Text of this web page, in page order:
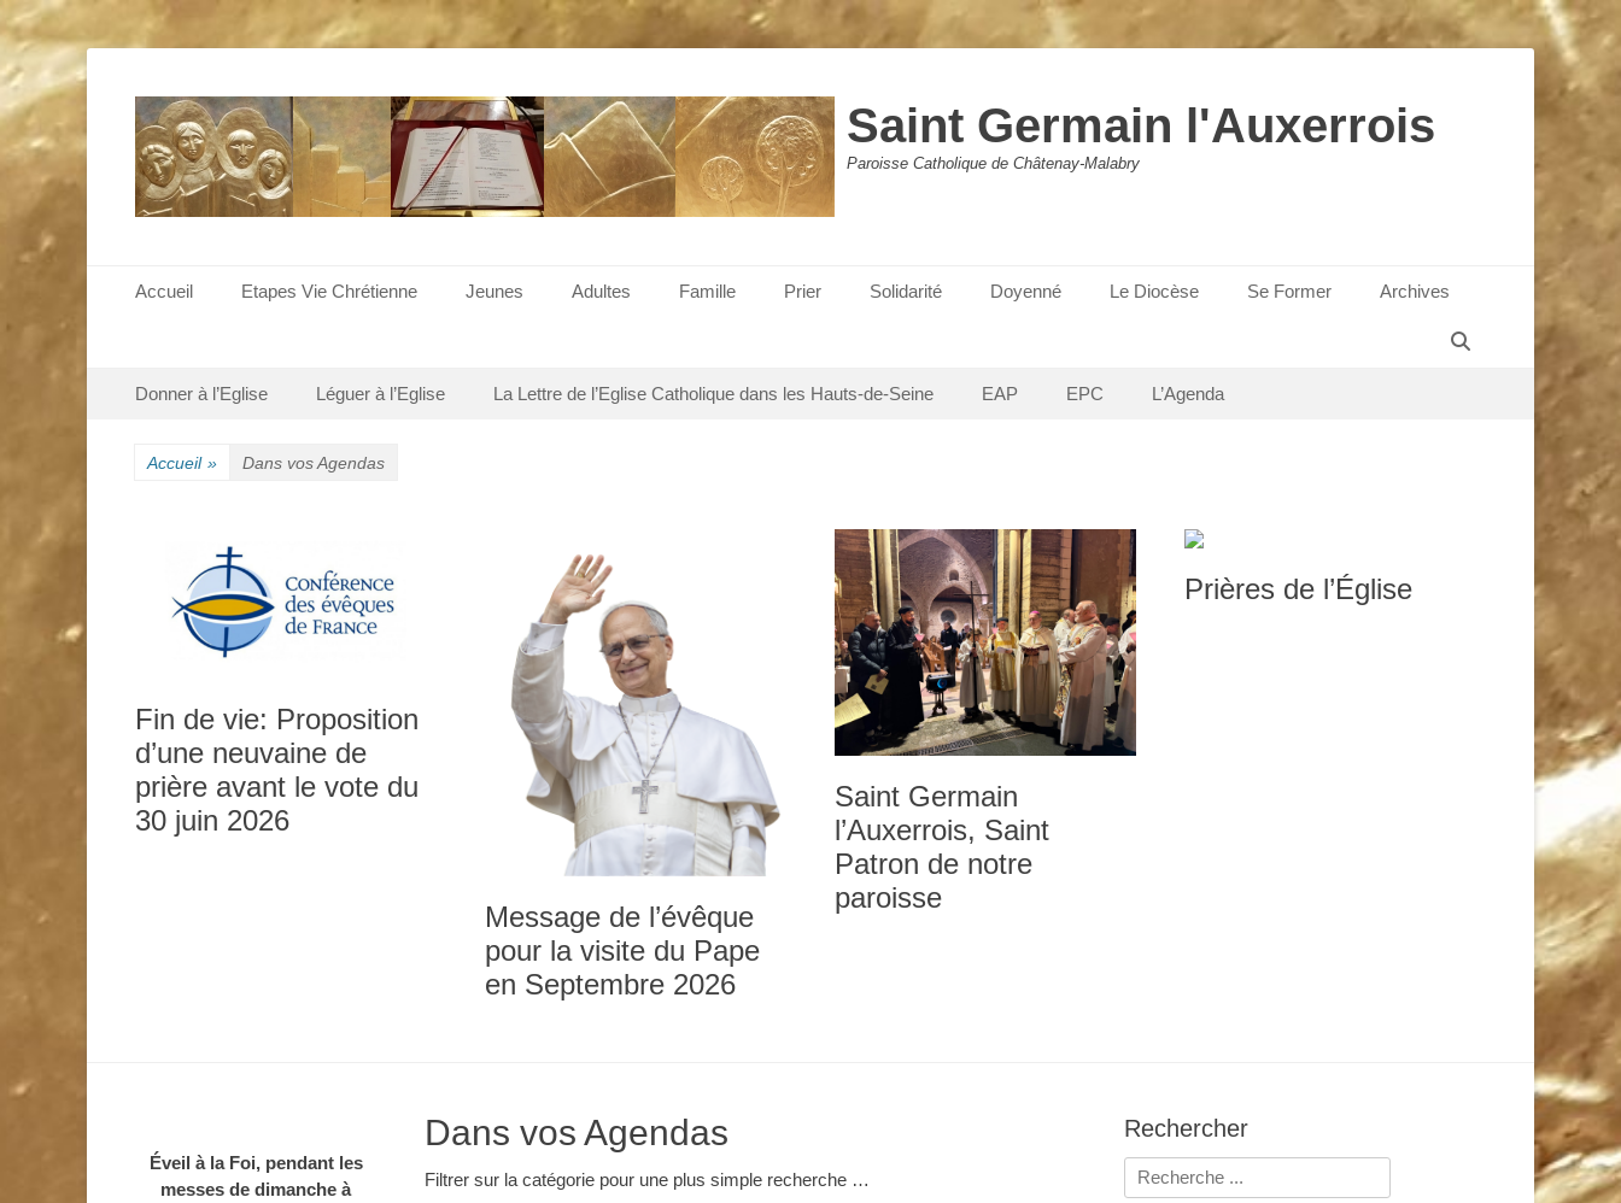
Saint Germain l'Auxerrois
Paroisse Catholique de Châtenay-Malabry
Menu principal
Accueil Etapes Vie Chrétienne Jeunes Adultes Famille Prier Solidarité Doyenné Le Diocèse Se Former
Archives
Recherche
Menu secondaire
Donner à l’Eglise Léguer à l’Eglise La Lettre de l’Eglise Catholique dans les Hauts-de-Seine EAP EPC L’Agenda
Accueil » Dans vos Agendas
Fin de vie: Proposition
d’une neuvaine de
prière avant le vote du
30 juin 2026
Message de l’évêque
pour la visite du Pape
en Septembre 2026
Saint Germain
l’Auxerrois, Saint
Patron de notre
paroisse
Prières de l’Église
Dans vos Agendas
Filtrer sur la catégorie pour une plus simple recherche …
Rechercher
Rechercher :
Éveil à la Foi, pendant les
messes de dimanche à